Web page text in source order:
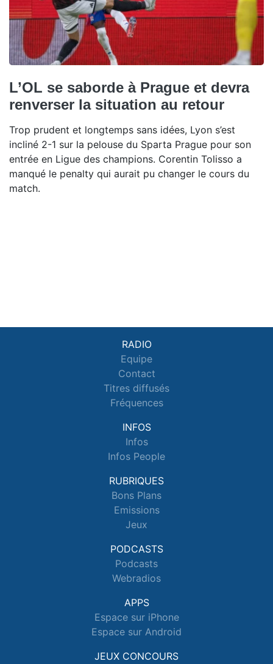
L’OL se saborde à Prague et devra
renverser la situation au retour
Trop prudent et longtemps sans idées, Lyon s’est
incliné 2-1 sur la pelouse du Sparta Prague pour son
entrée en Ligue des champions. Corentin Tolisso a
manqué le penalty qui aurait pu changer le cours du
match.
RADIO
Equipe
Contact
Titres diffusés
Fréquences
INFOS
Infos
Infos People
RUBRIQUES
Bons Plans
Emissions
Jeux
PODCASTS
Podcasts
Webradios
APPS
Espace sur iPhone
Espace sur Android
JEUX CONCOURS